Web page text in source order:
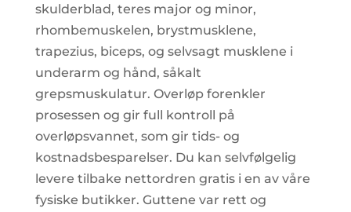
skulderblad, teres major og minor,
rhombemuskelen, brystmusklene,
trapezius, biceps, og selvsagt musklene i
underarm og hånd, såkalt
grepsmuskulatur. Overløp forenkler
prosessen og gir full kontroll på
overløpsvannet, som gir tids- og
kostnadsbesparelser. Du kan selvfølgelig
levere tilbake nettordren gratis i en av våre
fysiske butikker. Guttene var rett og